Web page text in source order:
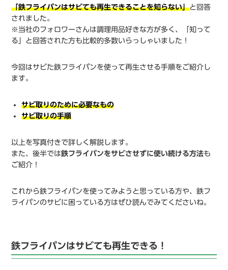
「鉄フライパンはサビても再生できることを知らない」と回答
されました。
※当社のフォロワーさんは調理用品好きな方が多く、「知って
る」と回答された方も比較的多数いらっしゃいました！
今回はサビた鉄フライパンを使って再生させる手順をご紹介し
ます。
サビ取りのために必要なもの
サビ取りの手順
以上を写真付きで詳しく解説します。
また、後半では鉄フライパンをサビさせずに使い続ける方法も
ご紹介！
これから鉄フライパンを使ってみようと思っている方や、鉄フ
ライパンのサビに困っている方はぜひ読んでみてくださいね。
鉄フライパンはサビても再生できる！